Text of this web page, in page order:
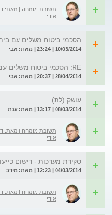
תשובת מומחה | מאת:
אודי
הסכמי ביטוח משלים עם
10/03/2014 | 23:24 | מאת: אבי
RE: הסכמי ביטוח משלים עם בית"ח פרטי
28/04/2014 | 20:37 | מאת: אבי
עושק (לת)
08/03/2014 | 13:17 | מאת: ענת
תשובת מומחה | מאת:
אודי
סקירת מערכות - רישום
04/03/2014 | 12:23 | מאת: מירב
תשובת מומחה | מאת:
אודי